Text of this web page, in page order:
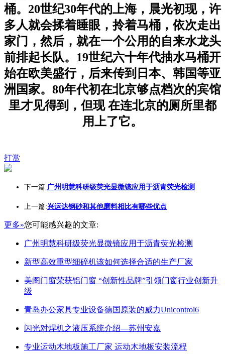
桶。20世纪30年代的上海，晨光初现，许
多人就会揉着睡眼，拎着马桶，依次走出
家门，然后，就在一个公用的自来水龙头
前排起长队。19世纪六十年代抽水马桶开
始在欧美盛行，后来传到日本、韩国等亚
洲国家。80年代初在北京够点档次的宾馆
里才见得到，但现 在连北京的厕所里都
用上了它。
打赏
下一篇:广州明慧科研级荧光显微镜应用于沥青荧光检测
上一篇:兴运达钢砂和其他磨料相比有哪些优点
更多»您可能感兴趣的文章:
广州明慧科研级荧光显微镜应用于沥青荧光检测
新型高效重型细碎机该如何选择合适的生产厂家
美阁门窗荣获铝门窗 “创新性品牌”引领门窗行业创新升
级
青岛办公家具专业设备德国原装的威力Unicontrol6
闪光对焊机之液压系统介绍—苏州安嘉
专业运动木地板施工厂家 运动木地板安装流程